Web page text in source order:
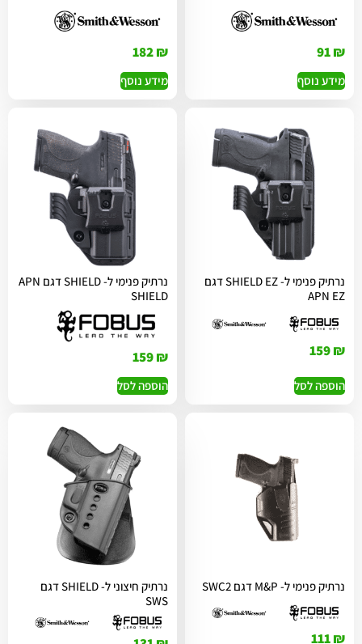
91₪
מידע נוסף
182₪
מידע נוסף
נרתיק פנימי ל- SHIELD EZ דגם
APN EZ
159₪
הוספה לסל
נרתיק פנימי ל- SHIELD דגם APN
SHIELD
159₪
הוספה לסל
נרתיק פנימי ל- M&P דגם SWC2
111₪
נרתיק חיצוני ל- SHIELD דגם
SWS